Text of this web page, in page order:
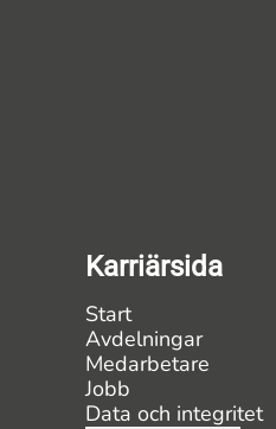
Karriärsida
Start
Avdelningar
Medarbetare
Jobb
Data och integritet